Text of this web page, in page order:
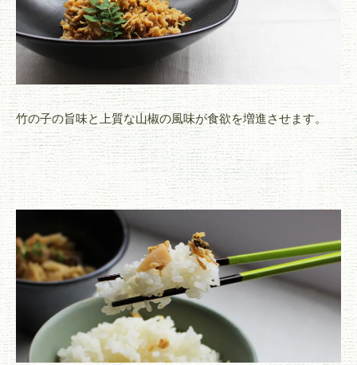
竹の子の旨味と上質な山椒の風味が食欲を増進させます。